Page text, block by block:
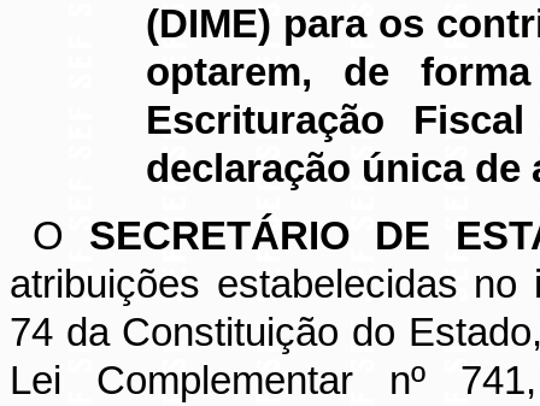
(DIME) para os
optarem, de
Escrituração
declaração única de
O SECRETÁRIO DE
atribuições estabelecidas
74 da Constituição do
Lei Complementar nº